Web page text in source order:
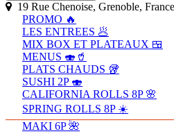
19 Rue Chenoise, Grenoble,
PROMO 🔥
LES ENTREES 🥟
MIX BOX ET PLATEAUX 🍱
MENUS 🍣🥤
PLATS CHAUDS 🥡
SUSHI 2P 🍣
CALIFORNIA ROLLS 8P 🌸
SPRING ROLLS 8P ☀️
MAKI 6P 🌺